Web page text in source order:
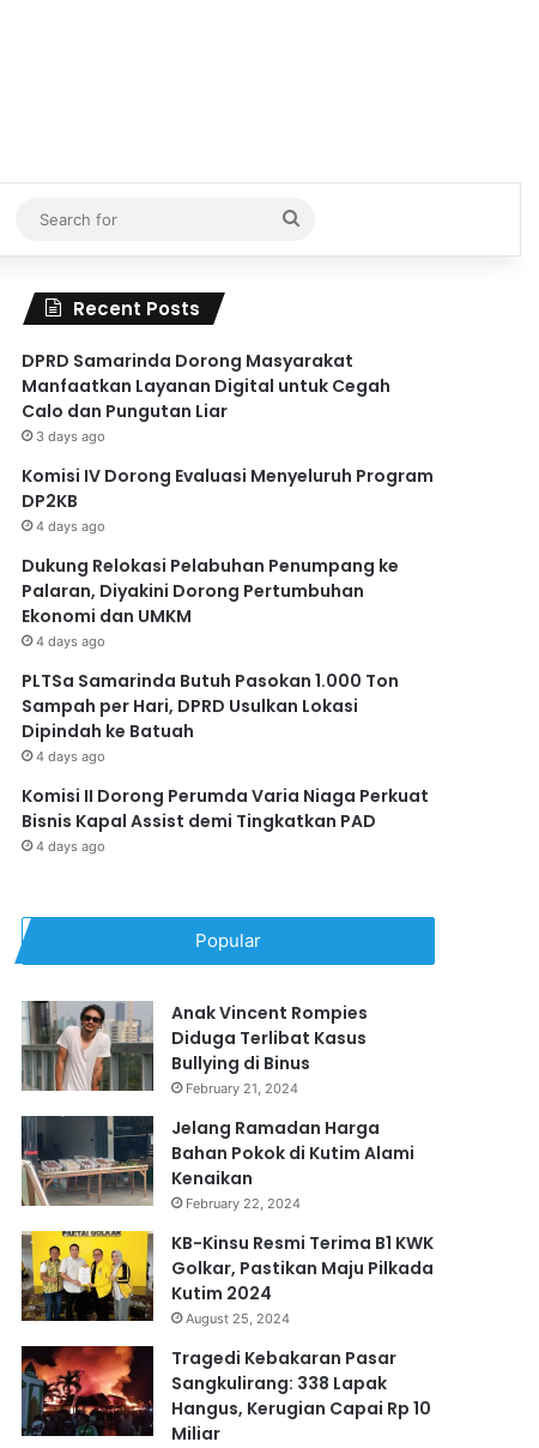
Search
for
Recent Posts
DPRD Samarinda Dorong Masyarakat
Manfaatkan Layanan Digital untuk Cegah
Calo dan Pungutan Liar
3 days ago
Komisi IV Dorong Evaluasi Menyeluruh Program
DP2KB
4 days ago
Dukung Relokasi Pelabuhan Penumpang ke
Palaran, Diyakini Dorong Pertumbuhan
Ekonomi dan UMKM
4 days ago
PLTSa Samarinda Butuh Pasokan 1.000 Ton
Sampah per Hari, DPRD Usulkan Lokasi
Dipindah ke Batuah
4 days ago
Komisi II Dorong Perumda Varia Niaga Perkuat
Bisnis Kapal Assist demi Tingkatkan PAD
4 days ago
Popular
Anak Vincent Rompies
Diduga Terlibat Kasus
Bullying di Binus
February 21, 2024
Jelang Ramadan Harga
Bahan Pokok di Kutim Alami
Kenaikan
February 22, 2024
KB-Kinsu Resmi Terima B1 KWK
Golkar, Pastikan Maju Pilkada
Kutim 2024
August 25, 2024
Tragedi Kebakaran Pasar
Sangkulirang: 338 Lapak
Hangus, Kerugian Capai Rp 10
Miliar